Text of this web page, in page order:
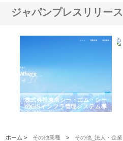
ジャパンプレスリリース
株式会社東京シー・エム・シー
のGISインフラ管理システム導
入メリット
ホーム > その他業種 > その他_法人・企業